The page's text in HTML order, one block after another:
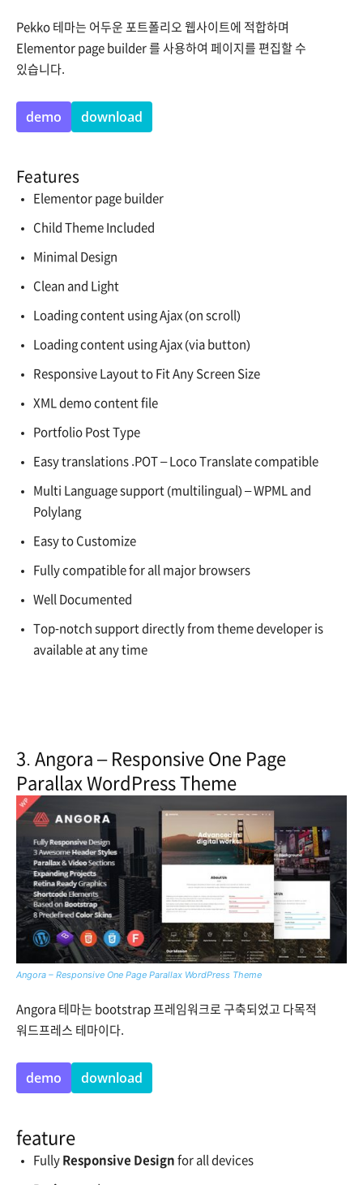
Pekko 테마는 어두운 포트폴리오 웹사이트에 적합하며
Elementor page builder 를 사용하여 페이지를 편집할 수
있습니다.
demo download
Features
Elementor page builder
Child Theme Included
Minimal Design
Clean and Light
Loading content using Ajax (on scroll)
Loading content using Ajax (via button)
Responsive Layout to Fit Any Screen Size
XML demo content file
Portfolio Post Type
Easy translations .POT – Loco Translate compatible
Multi Language support (multilingual) – WPML and
Polylang
Easy to Customize
Fully compatible for all major browsers
Well Documented
Top-notch support directly from theme developer is
available at any time
3. Angora – Responsive One Page
Parallax WordPress Theme
Angora – Responsive One Page Parallax WordPress Theme
Angora 테마는 bootstrap 프레임워크로 구축되었고 다목적
워드프레스 테마이다.
demo download
feature
Fully Responsive Design for all devices